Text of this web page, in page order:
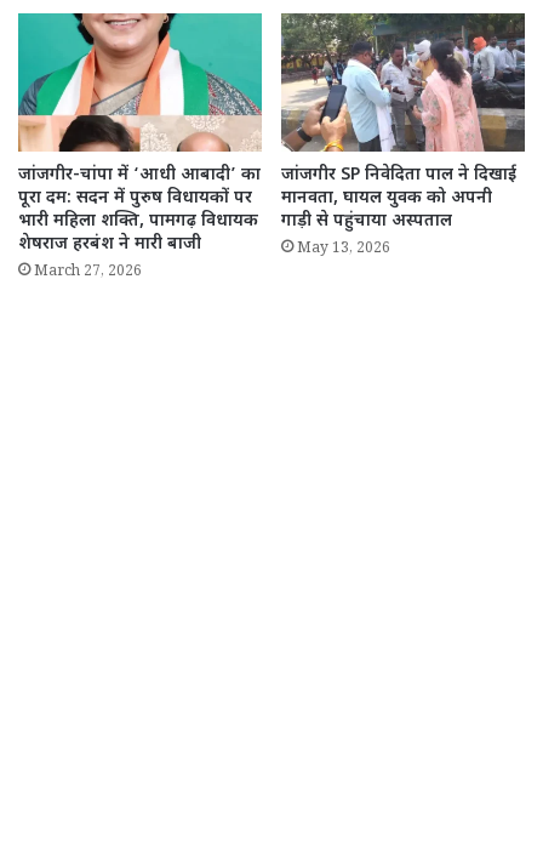
जांजगीर-चांपा में ‘आधी आबादी’ का
पूरा दम: सदन में पुरुष विधायकों पर
भारी महिला शक्ति, पामगढ़ विधायक
शेषराज हरबंश ने मारी बाजी
March 27, 2026
जांजगीर SP निवेदिता पाल ने दिखाई
मानवता, घायल युवक को अपनी
गाड़ी से पहुंचाया अस्पताल
May 13, 2026